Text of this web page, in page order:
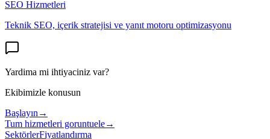
SEO Hizmetleri
Teknik SEO, içerik stratejisi ve yanıt motoru optimizasyonu
Yardima mi ihtiyaciniz var?
Ekibimizle konusun
Başlayın →
Tum hizmetleri goruntuele→
SektörlerFiyatlandırma